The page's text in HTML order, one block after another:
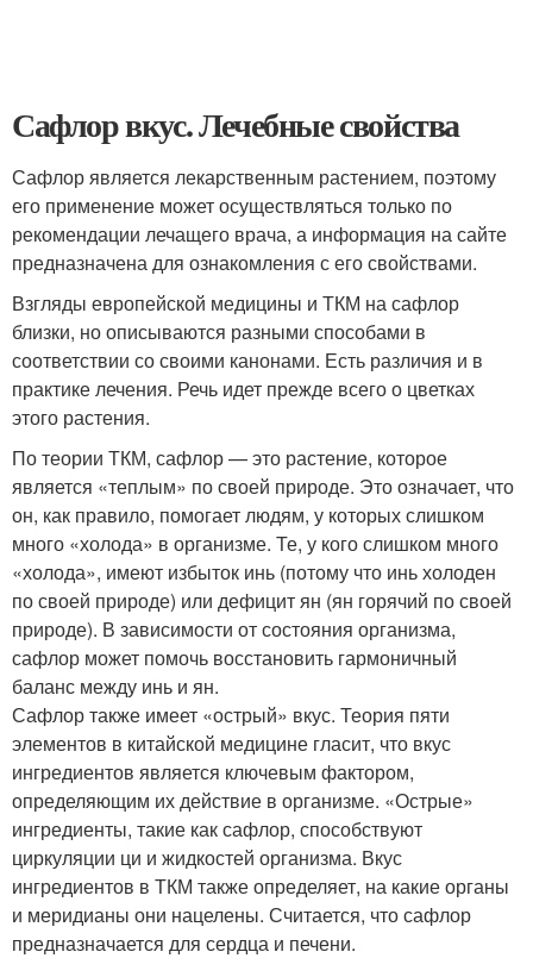
Сафлор вкус. Лечебные свойства
Сафлор является лекарственным растением, поэтому
его применение может осуществляться только по
рекомендации лечащего врача, а информация на сайте
предназначена для ознакомления с его свойствами.
Взгляды европейской медицины и ТКМ на сафлор
близки, но описываются разными способами в
соответствии со своими канонами. Есть различия и в
практике лечения. Речь идет прежде всего о цветках
этого растения.
По теории ТКМ, сафлор — это растение, которое
является «теплым» по своей природе. Это означает, что
он, как правило, помогает людям, у которых слишком
много «холода» в организме. Те, у кого слишком много
«холода», имеют избыток инь (потому что инь холоден
по своей природе) или дефицит ян (ян горячий по своей
природе). В зависимости от состояния организма,
сафлор может помочь восстановить гармоничный
баланс между инь и ян.
Сафлор также имеет «острый» вкус. Теория пяти
элементов в китайской медицине гласит, что вкус
ингредиентов является ключевым фактором,
определяющим их действие в организме. «Острые»
ингредиенты, такие как сафлор, способствуют
циркуляции ци и жидкостей организма. Вкус
ингредиентов в ТКМ также определяет, на какие органы
и меридианы они нацелены. Считается, что сафлор
предназначается для сердца и печени.